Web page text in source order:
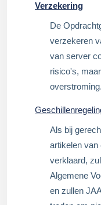
Verzekering
De
verzekeren
van server
risico's,
overstroming.
Als bij
artikelen van
verklaard,
Algemene
en zullen